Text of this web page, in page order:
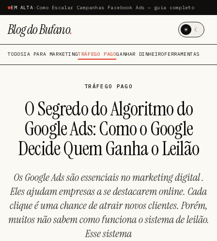
EM ALTA· Como Escalar Campanhas Facebook Ads — guia completo
Blog do Bufano. ☀ ☾
TODOSIA PARA MARKETINGTRÁFEGO PAGOGANHAR DINHEIROFERRAMENTAS
TRÁFEGO PAGO
O Segredo do Algoritmo do
Google Ads: Como o Google
Decide Quem Ganha o Leilão
Os Google Ads são essenciais no marketing digital .
Eles ajudam empresas a se destacarem online. Cada
clique é uma chance de atrair novos clientes. Porém,
muitos não sabem como funciona o sistema de leilão.
Esse sistema